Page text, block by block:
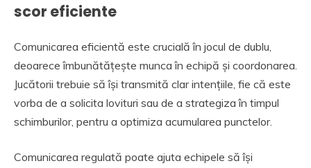
scor eficiente
Comunicarea eficientă este crucială în jocul de dublu,
deoarece îmbunătățește munca în echipă și coordonarea.
Jucătorii trebuie să își transmită clar intențiile, fie că este
vorba de a solicita lovituri sau de a strategiza în timpul
schimburilor, pentru a optimiza acumularea punctelor.
Comunicarea regulată poate ajuta echipele să își